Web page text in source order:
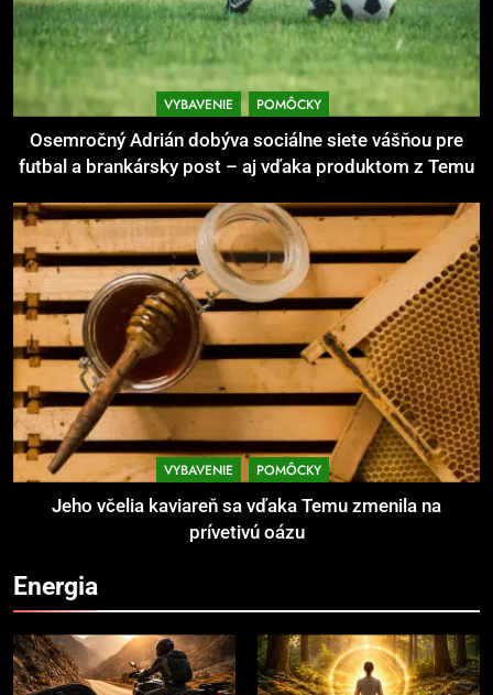
Pomôcky na cvičenie brucha
POMÔCKY VYBAVENIE
Najlepšie doplnky pre
motocyklistov na dlhé trasy
ENERGIA VYBAVENIE
1
Osemročný Adrián dobýva
sociálne siete vášňou pre futbal a
brankársky post – aj vďaka
produktom z Temu
POMÔCKY VYBAVENIE
2
Jeho včelia kaviareň sa vďaka
Temu zmenila na prívetivú oázu
POMÔCKY VYBAVENIE
bezpečnosť na prvom mieste
POMÔCKY VYBAVENIE
VYBAVENIE POMÔCKY
Osemročný Adrián dobýva sociálne siete vášňou pre
futbal a brankársky post – aj vďaka produktom z Temu
VYBAVENIE POMÔCKY
Jeho včelia kaviareň sa vďaka Temu zmenila na
prívetivú oázu
Energia